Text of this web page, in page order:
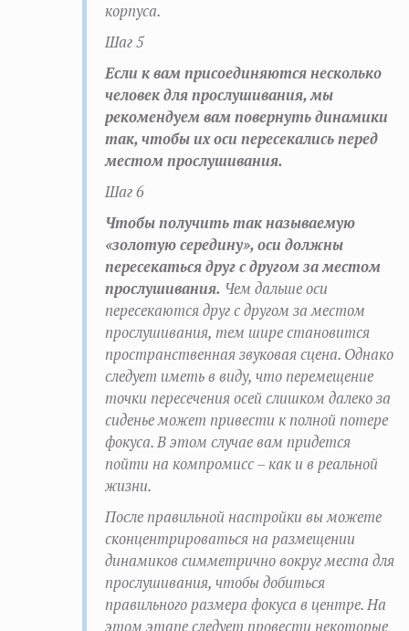
корпуса.
Шаг 5
Если к вам присоединяются несколько
человек для прослушивания, мы
рекомендуем вам повернуть динамики
так, чтобы их оси пересекались перед
местом прослушивания.
Шаг 6
Чтобы получить так называемую
«золотую середину», оси должны
пересекаться друг с другом за местом
прослушивания. Чем дальше оси
пересекаются друг с другом за местом
прослушивания, тем шире становится
пространственная звуковая сцена. Однако
следует иметь в виду, что перемещение
точки пересечения осей слишком далеко за
сиденье может привести к полной потере
фокуса. В этом случае вам придется
пойти на компромисс – как и в реальной
жизни.
После правильной настройки вы можете
сконцентрироваться на размещении
динамиков симметрично вокруг места для
прослушивания, чтобы добиться
правильного размера фокуса в центре. На
этом этапе следует провести некоторые